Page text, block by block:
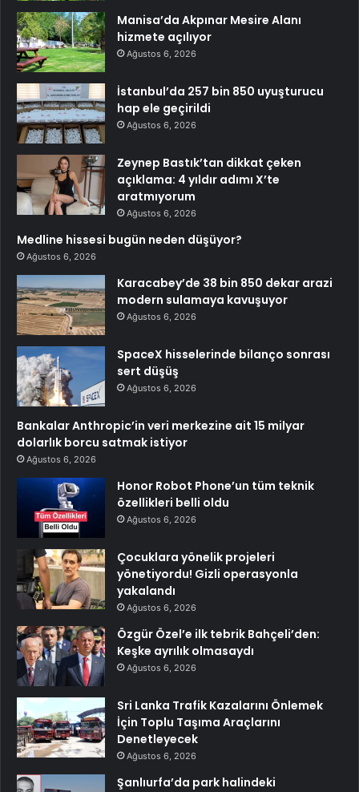
Manisa’da Akpınar Mesire Alanı
hizmete açılıyor
Ağustos 6, 2026
İstanbul’da 257 bin 850 uyuşturucu
hap ele geçirildi
Ağustos 6, 2026
Zeynep Bastık’tan dikkat çeken
açıklama: 4 yıldır adımı X’te
aratmıyorum
Ağustos 6, 2026
Medline hissesi bugün neden düşüyor?
Ağustos 6, 2026
Karacabey’de 38 bin 850 dekar arazi
modern sulamaya kavuşuyor
Ağustos 6, 2026
SpaceX hisselerinde bilanço sonrası
sert düşüş
Ağustos 6, 2026
Bankalar Anthropic’in veri merkezine ait 15 milyar
dolarlık borcu satmak istiyor
Ağustos 6, 2026
Honor Robot Phone’un tüm teknik
özellikleri belli oldu
Ağustos 6, 2026
Çocuklara yönelik projeleri
yönetiyordu! Gizli operasyonla
yakalandı
Ağustos 6, 2026
Özgür Özel’e ilk tebrik Bahçeli’den:
Keşke ayrılık olmasaydı
Ağustos 6, 2026
Sri Lanka Trafik Kazalarını Önlemek
İçin Toplu Taşıma Araçlarını
Denetleyecek
Ağustos 6, 2026
Şanlıurfa’da park halindeki